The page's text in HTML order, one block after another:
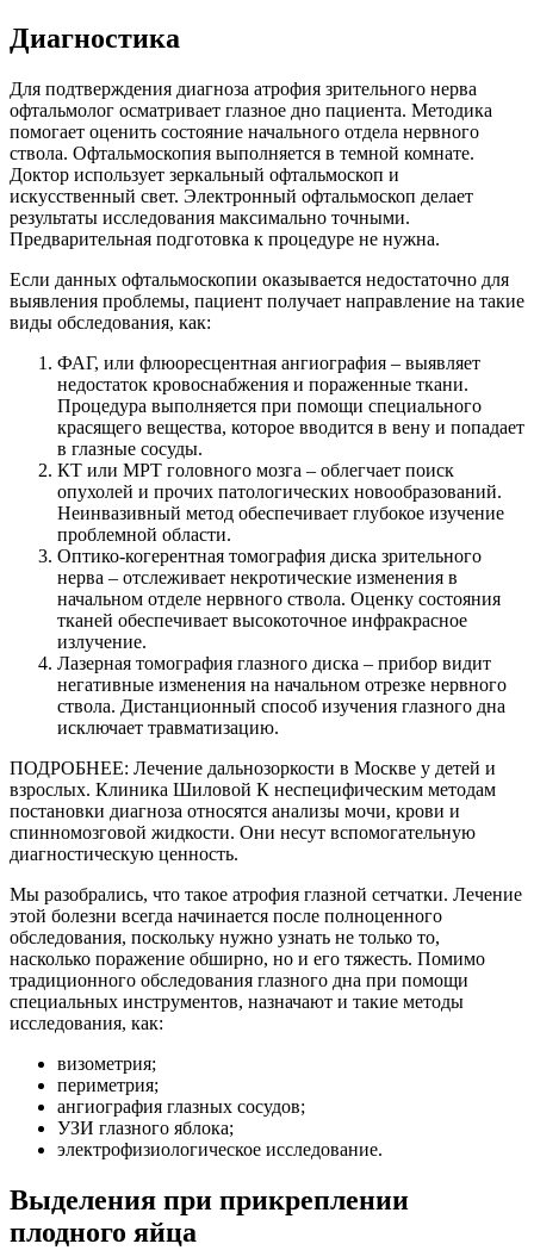
Диагностика
Для подтверждения диагноза атрофия зрительного нерва
офтальмолог осматривает глазное дно пациента. Методика
помогает оценить состояние начального отдела нервного
ствола. Офтальмоскопия выполняется в темной комнате.
Доктор использует зеркальный офтальмоскоп и
искусственный свет. Электронный офтальмоскоп делает
результаты исследования максимально точными.
Предварительная подготовка к процедуре не нужна.
Если данных офтальмоскопии оказывается недостаточно для
выявления проблемы, пациент получает направление на такие
виды обследования, как:
ФАГ, или флюоресцентная ангиография – выявляет
недостаток кровоснабжения и пораженные ткани.
Процедура выполняется при помощи специального
красящего вещества, которое вводится в вену и попадает
в глазные сосуды.
КТ или МРТ головного мозга – облегчает поиск
опухолей и прочих патологических новообразований.
Неинвазивный метод обеспечивает глубокое изучение
проблемной области.
Оптико-когерентная томография диска зрительного
нерва – отслеживает некротические изменения в
начальном отделе нервного ствола. Оценку состояния
тканей обеспечивает высокоточное инфракрасное
излучение.
Лазерная томография глазного диска – прибор видит
негативные изменения на начальном отрезке нервного
ствола. Дистанционный способ изучения глазного дна
исключает травматизацию.
ПОДРОБНЕЕ: Лечение дальнозоркости в Москве у детей и
взрослых. Клиника Шиловой К неспецифическим методам
постановки диагноза относятся анализы мочи, крови и
спинномозговой жидкости. Они несут вспомогательную
диагностическую ценность.
Мы разобрались, что такое атрофия глазной сетчатки. Лечение
этой болезни всегда начинается после полноценного
обследования, поскольку нужно узнать не только то,
насколько поражение обширно, но и его тяжесть. Помимо
традиционного обследования глазного дна при помощи
специальных инструментов, назначают и такие методы
исследования, как:
визометрия;
периметрия;
ангиография глазных сосудов;
УЗИ глазного яблока;
электрофизиологическое исследование.
Выделения при прикреплении
плодного яйца